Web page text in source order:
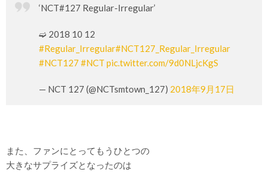
‘NCT#127 Regular-Irregular’
➫ 2018 10 12
#Regular_Irregular#NCT127_Regular_Irregular
#NCT127 #NCT pic.twitter.com/9d0NLjcKgS
— NCT 127 (@NCTsmtown_127) 2018年9月17日
また、ファンにとってもうひとつの
大きなサプライズとなったのは